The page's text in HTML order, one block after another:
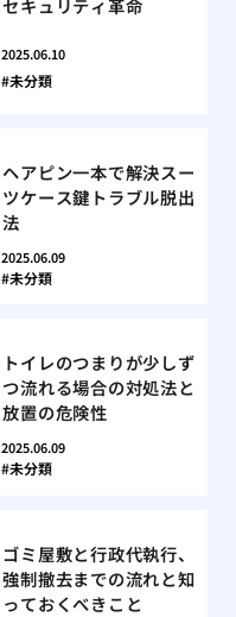
セキュリティ革命
2025.06.10
未分類
ヘアピン一本で解決スー
ツケース鍵トラブル脱出
法
2025.06.09
未分類
トイレのつまりが少しず
つ流れる場合の対処法と
放置の危険性
2025.06.09
未分類
ゴミ屋敷と行政代執行、
強制撤去までの流れと知
っておくべきこと